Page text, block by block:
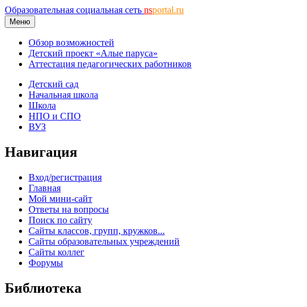
Образовательная социальная сеть nsportal.ru
Меню
Обзор возможностей
Детский проект «Алые паруса»
Аттестация педагогических работников
Детский сад
Начальная школа
Школа
НПО и СПО
ВУЗ
Навигация
Вход/регистрация
Главная
Мой мини-сайт
Ответы на вопросы
Поиск по сайту
Сайты классов, групп, кружков...
Сайты образовательных учреждений
Сайты коллег
Форумы
Библиотека